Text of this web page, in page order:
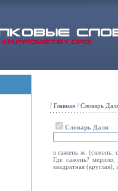
/ Главная / Словарь
Словарь Даля
всажень ж. (сяжень.
Где сажень? мерило,
квадратная (круглая),